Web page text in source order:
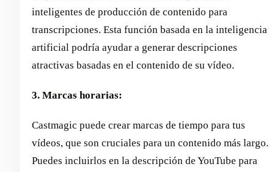
inteligentes de producción de contenido para
transcripciones. Esta función basada en la inteligencia
artificial podría ayudar a generar descripciones
atractivas basadas en el contenido de su vídeo.
3. Marcas horarias:
Castmagic puede crear marcas de tiempo para tus
vídeos, que son cruciales para un contenido más largo.
Puedes incluirlos en la descripción de YouTube para